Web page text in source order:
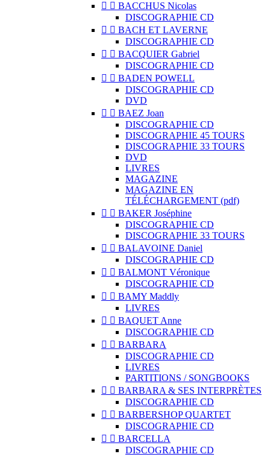
  BACCHUS Nicolas
DISCOGRAPHIE CD
  BACH ET LAVERNE
DISCOGRAPHIE CD
  BACQUIER Gabriel
DISCOGRAPHIE CD
  BADEN POWELL
DISCOGRAPHIE CD
DVD
  BAEZ Joan
DISCOGRAPHIE CD
DISCOGRAPHIE 45 TOURS
DISCOGRAPHIE 33 TOURS
DVD
LIVRES
MAGAZINE
MAGAZINE EN
TÉLÉCHARGEMENT (pdf)
  BAKER Joséphine
DISCOGRAPHIE CD
DISCOGRAPHIE 33 TOURS
  BALAVOINE Daniel
DISCOGRAPHIE CD
  BALMONT Véronique
DISCOGRAPHIE CD
  BAMY Maddly
LIVRES
  BAQUET Anne
DISCOGRAPHIE CD
  BARBARA
DISCOGRAPHIE CD
LIVRES
PARTITIONS / SONGBOOKS
  BARBARA & SES INTERPRÈTES
DISCOGRAPHIE CD
  BARBERSHOP QUARTET
DISCOGRAPHIE CD
  BARCELLA
DISCOGRAPHIE CD